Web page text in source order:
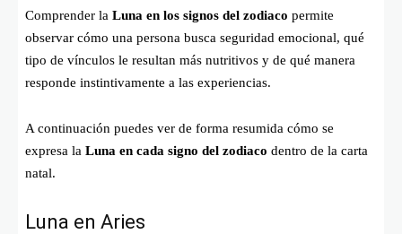
Comprender la Luna en los signos del zodiaco permite
observar cómo una persona busca seguridad emocional, qué
tipo de vínculos le resultan más nutritivos y de qué manera
responde instintivamente a las experiencias.
A continuación puedes ver de forma resumida cómo se
expresa la Luna en cada signo del zodiaco dentro de la carta
natal.
Luna en Aries